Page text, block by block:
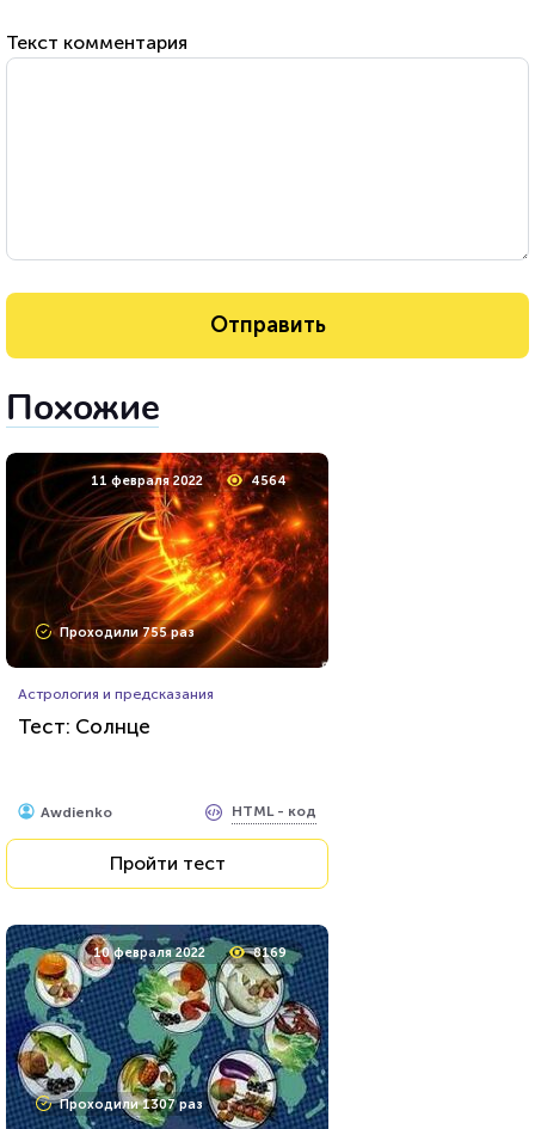
Текст комментария
Похожие
11 февраля 2022 4564
Проходили 755 раз
Астрология и предсказания
Тест: Солнце
Awdienko HTML - код
Пройти тест
10 февраля 2022 8169
Проходили 1307 раз